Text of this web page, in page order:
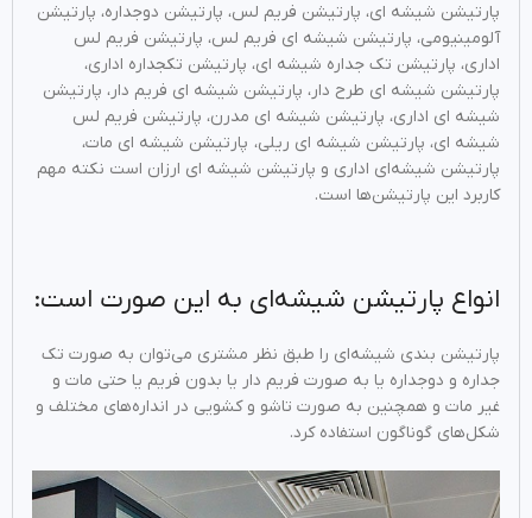
پارتیشن شیشه ای، پارتیشن فریم لس، پارتیشن دوجداره، پارتیشن
آلومینیومی، پارتیشن شیشه ای فریم لس، پارتیشن فریم لس
اداری، پارتیشن تک جداره شیشه ­ای، پارتیشن تکجداره اداری،
پارتیشن شیشه­ ای طرح دار، پارتیشن شیشه ­ای فریم دار، پارتیشن
شیشه ای اداری، پارتیشن شیشه ای مدرن، پارتیشن فریم لس
شیشه ای، پارتیشن شیشه ای ریلی، پارتیشن شیشه ­ای مات،
پارتیشن شیشه‌­ای اداری و پارتیشن شیشه‌ ای ارزان است نکته مهم
کاربرد این پارتیشن‌‌ها است.
انواع پارتیشن شیشه‌ای به این صورت است:
پارتیشن بندی شیشه‌ای را طبق نظر مشتری ‌‌می‌توان به صورت تک
جداره و دوجداره یا به صورت فریم دار یا بدون فریم یا حتی مات و
غیر مات و همچنین به صورت تاشو و کشویی در انداره‌‌های مختلف و
شکل‌‌های گوناگون استفاده کرد.